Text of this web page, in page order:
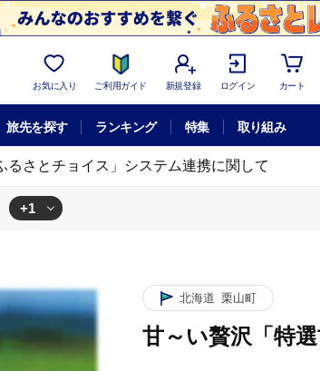
お気に入り ご利用ガイド 新規登録 ログイン カート
旅先を探す ランキング 特集 取り組み
るさとチョイス」システム連携に関して
+1
北海道 栗山町
甘～い贅沢「特